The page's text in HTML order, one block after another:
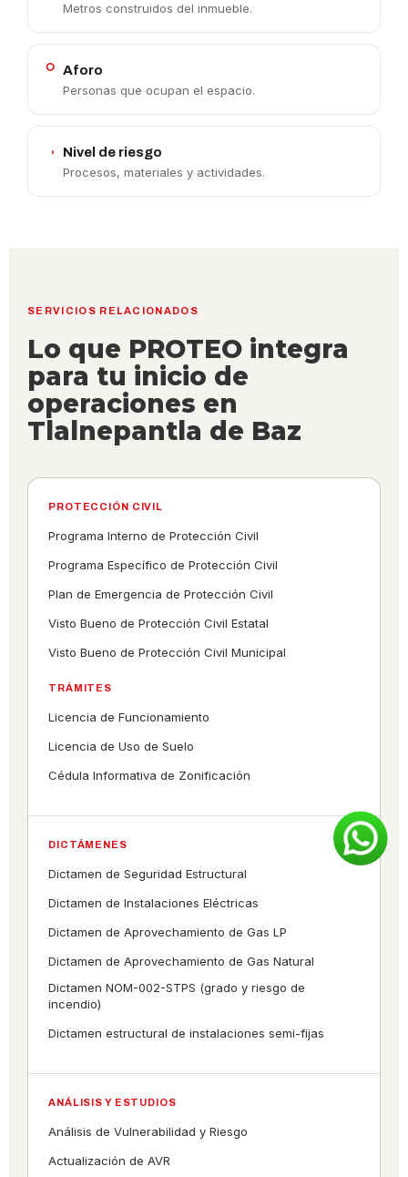
Metros construidos del inmueble.
Aforo
Personas que ocupan el espacio.
Nivel de riesgo
Procesos, materiales y actividades.
SERVICIOS RELACIONADOS
Lo que PROTEO integra
para tu inicio de
operaciones en
Tlalnepantla de Baz
PROTECCIÓN CIVIL
Programa Interno de Protección Civil
Programa Específico de Protección Civil
Plan de Emergencia de Protección Civil
Visto Bueno de Protección Civil Estatal
Visto Bueno de Protección Civil Municipal
TRÁMITES
Licencia de Funcionamiento
Licencia de Uso de Suelo
Cédula Informativa de Zonificación
DICTÁMENES
Dictamen de Seguridad Estructural
Dictamen de Instalaciones Eléctricas
Dictamen de Aprovechamiento de Gas LP
Dictamen de Aprovechamiento de Gas Natural
Dictamen NOM-002-STPS (grado y riesgo de
incendio)
Dictamen estructural de instalaciones semi-fijas
ANÁLISIS Y ESTUDIOS
Análisis de Vulnerabilidad y Riesgo
Actualización de AVR